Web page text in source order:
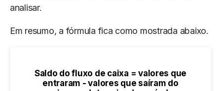
analisar.
Em resumo, a fórmula fica como mostrada abaixo.
Saldo do fluxo de caixa = valores que
entraram - valores que saíram do